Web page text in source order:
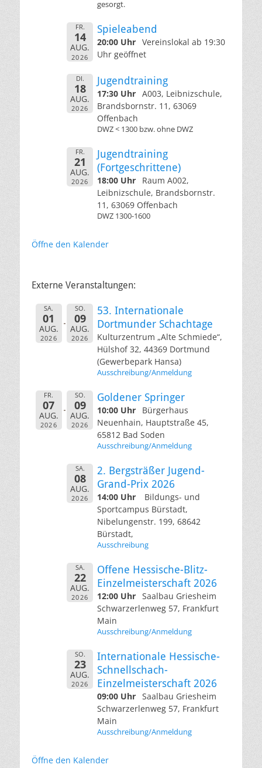
gesorgt.
FR.
14
AUG.
2026
Spieleabend
20:00 Uhr Vereinslokal ab 19:30
Uhr geöffnet
DI.
18
AUG.
2026
Jugendtraining
17:30 Uhr A003, Leibnizschule,
Brandsbornstr. 11, 63069
Offenbach
DWZ < 1300 bzw. ohne DWZ
FR.
21
AUG.
2026
Jugendtraining
(Fortgeschrittene)
18:00 Uhr
Raum A002,
Leibnizschule, Brandsbornstr.
11, 63069 Offenbach
DWZ 1300-1600
Öffne den Kalender
Externe Veranstaltungen:
SA.
01
AUG.
2026
SO.
09
AUG.
2026
53. Internationale
Dortmunder Schachtage
Kulturzentrum „Alte Schmiede“,
Hülshof 32, 44369 Dortmund
(Gewerbepark Hansa)
Ausschreibung/Anmeldung
FR.
07
AUG.
2026
SO.
09
AUG.
2026
Goldener Springer
10:00 Uhr
Bürgerhaus
Neuenhain, Hauptstraße 45,
65812 Bad Soden
Ausschreibung/Anmeldung
SA.
08
AUG.
2026
2. Bergsträßer Jugend-
Grand-Prix 2026
14:00 Uhr
Bildungs- und
Sportcampus Bürstadt,
Nibelungenstr. 199, 68642
Bürstadt,
Ausschreibung
SA.
22
AUG.
2026
Offene Hessische-Blitz-
Einzelmeisterschaft 2026
12:00 Uhr Saalbau Griesheim
Schwarzerlenweg 57, Frankfurt
Main
Ausschreibung/Anmeldung
SO.
23
AUG.
2026
Internationale Hessische-
Schnellschach-
Einzelmeisterschaft 2026
09:00 Uhr Saalbau Griesheim
Schwarzerlenweg 57, Frankfurt
Main
Ausschreibung/Anmeldung
Öffne den Kalender